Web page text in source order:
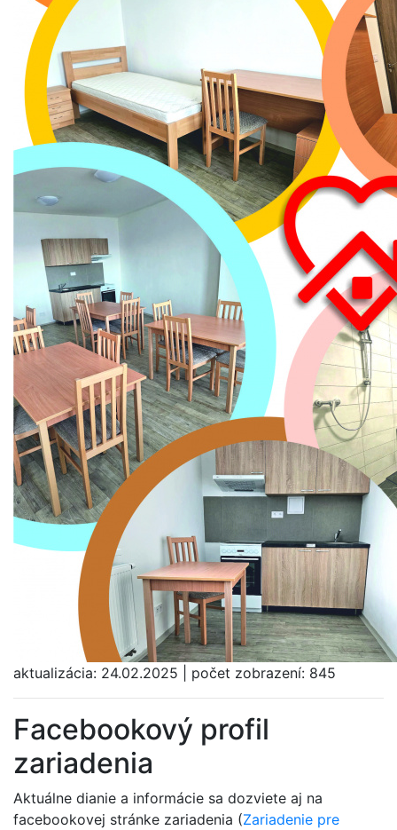
aktualizácia: 24.02.2025 počet zobrazení: 845
Facebookový profil
zariadenia
Aktuálne dianie a informácie sa dozviete aj na
facebookovej stránke zariadenia (Zariadenie pre